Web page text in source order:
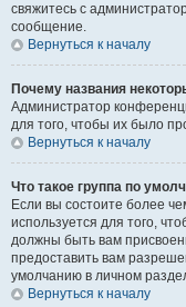
свяжитесь с
сообщение.
Вернуться к началу
Почему названия
Администратор
для того, чтобы их было
Вернуться к началу
Что такое группа по
Если вы состоите более
используется для того,
должны быть вам
предоставить вам
умолчанию в личном
Вернуться к началу